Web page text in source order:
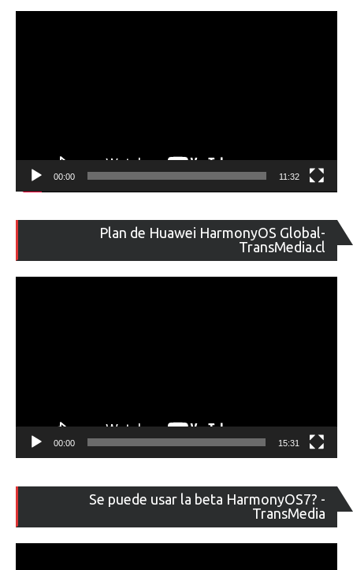
00:00 11:32
Plan de Huawei HarmonyOS Global-
TransMedia.cl
de
00:00 15:31
Se puede usar la beta HarmonyOS7? -
TransMedia
de